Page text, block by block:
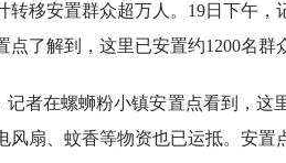
转移安置群众超万人。19日下午
点了解到，这里已安置约1200名群
记者在螺蛳粉小镇安置点看到，
风扇、蚊香等物资也已运抵。安置